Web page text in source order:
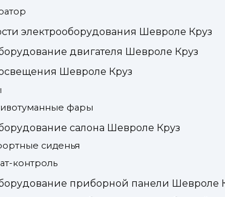
электрооборудования Шевроле Круз
двигателя Шевроле Круз
Шевроле Круз
фары
салона Шевроле Круз
сиденья
контроль
приборной панели Шевроле